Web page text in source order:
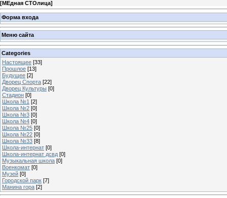
[МЕдная СТОлица]
Форма входа
Меню сайта
Categories
Настоящее [33]
Прошлое [13]
Будущее [2]
Дворец Спорта [22]
Дворец Культуры [0]
Стадион [0]
Школа №1 [2]
Школа №2 [0]
Школа №3 [0]
Школа №4 [0]
Школа №25 [0]
Школа №22 [0]
Школа №33 [8]
Школа-интернат [0]
Школа-интернат дсвд [0]
Музыкальная школа [0]
Военкомат [0]
Музей [0]
Городской парк [7]
Манина гора [2]